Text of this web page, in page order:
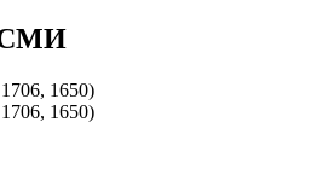
СМИ
1650)
1650)